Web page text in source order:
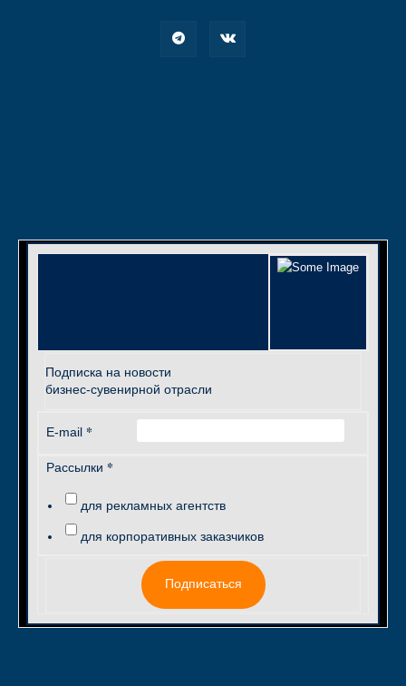
Подписка на новости
бизнес-сувенирной отрасли
E-mail *
Рассылки *
для рекламных агентств
для корпоративных заказчиков
Подписаться